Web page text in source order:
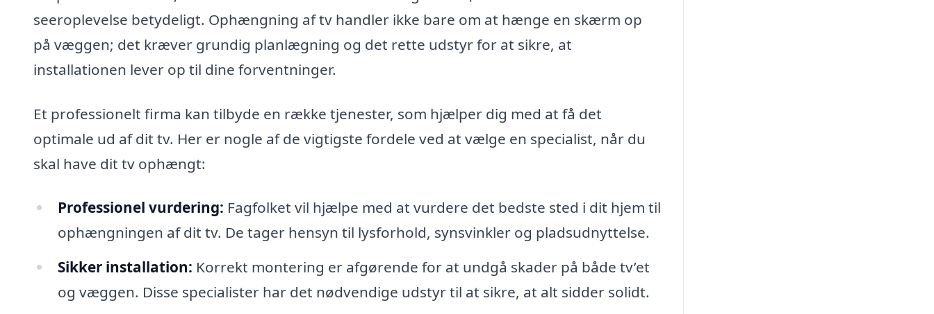
seeroplevelse betydeligt. Ophængning af tv handler ikke bare om at hænge en skærm op
på væggen; det kræver grundig planlægning og det rette udstyr for at sikre, at
installationen lever op til dine forventninger.
Et professionelt firma kan tilbyde en række tjenester, som hjælper dig med at få det
optimale ud af dit tv. Her er nogle af de vigtigste fordele ved at vælge en specialist, når du
skal have dit tv ophængt:
Professionel vurdering: Fagfolket vil hjælpe med at vurdere det bedste sted i dit hjem til
ophængningen af dit tv. De tager hensyn til lysforhold, synsvinkler og pladsudnyttelse.
Sikker installation: Korrekt montering er afgørende for at undgå skader på både tv’et
og væggen. Disse specialister har det nødvendige udstyr til at sikre, at alt sidder solidt.